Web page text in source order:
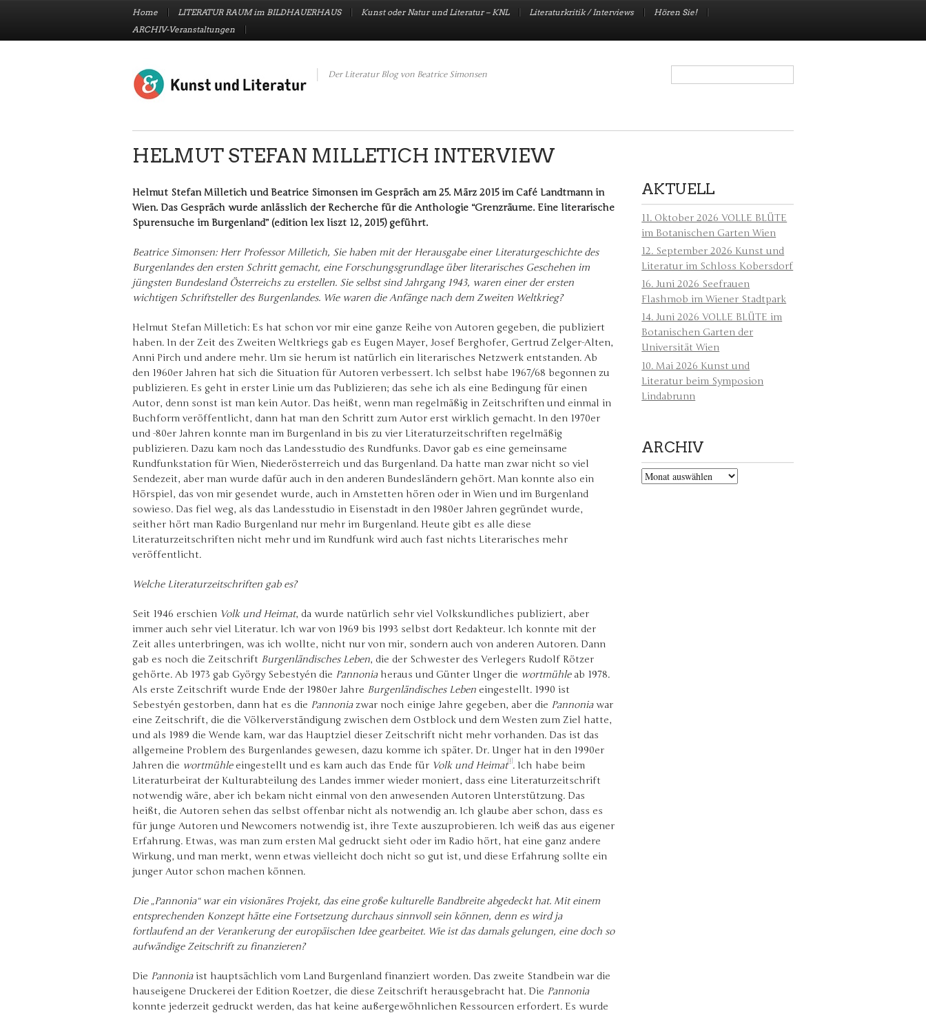
Menu
Skip to content
Home LITERATUR RAUM im BILDHAUERHAUS Kunst oder Natur und Literatur – KNL Literaturkritik / Interviews
Hören Sie!
ARCHIV-Veranstaltungen
Der Literatur Blog von Beatrice Simonsen
HELMUT STEFAN MILLETICH INTERVIEW
Helmut Stefan Milletich und Beatrice Simonsen im Gespräch am 25. März 2015 im Café Landtmann in
Wien. Das Gespräch wurde anlässlich der Recherche für die Anthologie “Grenzräume. Eine literarische
Spurensuche im Burgenland” (edition lex liszt 12, 2015) geführt.
Beatrice Simonsen: Herr Professor Milletich, Sie haben mit der Herausgabe einer Literaturgeschichte des
Burgenlandes den ersten Schritt gemacht, eine Forschungsgrundlage über literarisches Geschehen im
jüngsten Bundesland Österreichs zu erstellen. Sie selbst sind Jahrgang 1943, waren einer der ersten
wichtigen Schriftsteller des Burgenlandes. Wie waren die Anfänge nach dem Zweiten Weltkrieg?
Helmut Stefan Milletich: Es hat schon vor mir eine ganze Reihe von Autoren gegeben, die publiziert
haben. In der Zeit des Zweiten Weltkriegs gab es Eugen Mayer, Josef Berghofer, Gertrud Zelger-Alten,
Anni Pirch und andere mehr. Um sie herum ist natürlich ein literarisches Netzwerk entstanden. Ab
den 1960er Jahren hat sich die Situation für Autoren verbessert. Ich selbst habe 1967/68 begonnen zu
publizieren. Es geht in erster Linie um das Publizieren; das sehe ich als eine Bedingung für einen
Autor, denn sonst ist man kein Autor. Das heißt, wenn man regelmäßig in Zeitschriften und einmal in
Buchform veröffentlicht, dann hat man den Schritt zum Autor erst wirklich gemacht. In den 1970er
und -80er Jahren konnte man im Burgenland in bis zu vier Literaturzeitschriften regelmäßig
publizieren. Dazu kam noch das Landesstudio des Rundfunks. Davor gab es eine gemeinsame
Rundfunkstation für Wien, Niederösterreich und das Burgenland. Da hatte man zwar nicht so viel
Sendezeit, aber man wurde dafür auch in den anderen Bundesländern gehört. Man konnte also ein
Hörspiel, das von mir gesendet wurde, auch in Amstetten hören oder in Wien und im Burgenland
sowieso. Das fiel weg, als das Landesstudio in Eisenstadt in den 1980er Jahren gegründet wurde,
seither hört man Radio Burgenland nur mehr im Burgenland. Heute gibt es alle diese
Literaturzeitschriften nicht mehr und im Rundfunk wird auch fast nichts Literarisches mehr
veröffentlicht.
Welche Literaturzeitschriften gab es?
Seit 1946 erschien Volk und Heimat, da wurde natürlich sehr viel Volkskundliches publiziert, aber
immer auch sehr viel Literatur. Ich war von 1969 bis 1993 selbst dort Redakteur. Ich konnte mit der
Zeit alles unterbringen, was ich wollte, nicht nur von mir, sondern auch von anderen Autoren. Dann
gab es noch die Zeitschrift Burgenländisches Leben, die der Schwester des Verlegers Rudolf Rötzer
gehörte. Ab 1973 gab György Sebestyén die Pannoniaheraus und Günter Unger die wortmühleab 1978.
Als erste Zeitschrift wurde Ende der 1980er Jahre Burgenländisches Leben eingestellt. 1990 ist
Sebestyén gestorben, dann hat es die Pannoniazwar noch einige Jahre gegeben, aber die Pannoniawar
eine Zeitschrift, die die Völkerverständigung zwischen dem Ostblock und dem Westen zum Ziel hatte,
und als 1989 die Wende kam, war das Hauptziel dieser Zeitschrift nicht mehr vorhanden. Das ist das
allgemeine Problem des Burgenlandes gewesen, dazu komme ich später. Dr. Unger hat in den 1990er
Jahren die wortmühleeingestellt und es kam auch das Ende für Volk und Heimat [1] . Ich habe beim
Literaturbeirat der Kulturabteilung des Landes immer wieder moniert, dass eine Literaturzeitschrift
notwendig wäre, aber ich bekam nicht einmal von den anwesenden Autoren Unterstützung. Das
heißt, die Autoren sehen das selbst offenbar nicht als notwendig an. Ich glaube aber schon, dass es
für junge Autoren und Newcomers notwendig ist, ihre Texte auszuprobieren. Ich weiß das aus eigener
Erfahrung. Etwas, was man zum ersten Mal gedruckt sieht oder im Radio hört, hat eine ganz andere
Wirkung, und man merkt, wenn etwas vielleicht doch nicht so gut ist, und diese Erfahrung sollte ein
junger Autor schon machen können.
Die „Pannonia“ war ein visionäres Projekt, das eine große kulturelle Bandbreite abgedeckt hat. Mit einem
entsprechenden Konzept hätte eine Fortsetzung durchaus sinnvoll sein können, denn es wird ja
fortlaufend an der Verankerung der europäischen Idee gearbeitet. Wie ist das damals gelungen, eine doch so
aufwändige Zeitschrift zu finanzieren?
Die Pannoniaist hauptsächlich vom Land Burgenland finanziert worden. Das zweite Standbein war die
hauseigene Druckerei der Edition Roetzer, die diese Zeitschrift herausgebracht hat. Die Pannonia
konnte jederzeit gedruckt werden, das hat keine außergewöhnlichen Ressourcen erfordert. Es wurde
AKTUELL
11. Oktober 2026 VOLLE BLÜTE
im Botanischen Garten Wien
12. September 2026 Kunst und
Literatur im Schloss Kobersdorf
16. Juni 2026 Seefrauen
Flashmob im Wiener Stadtpark
14. Juni 2026 VOLLE BLÜTE im
Botanischen Garten der
Universität Wien
10. Mai 2026 Kunst und
Literatur beim Symposion
Lindabrunn
ARCHIV
Archiv